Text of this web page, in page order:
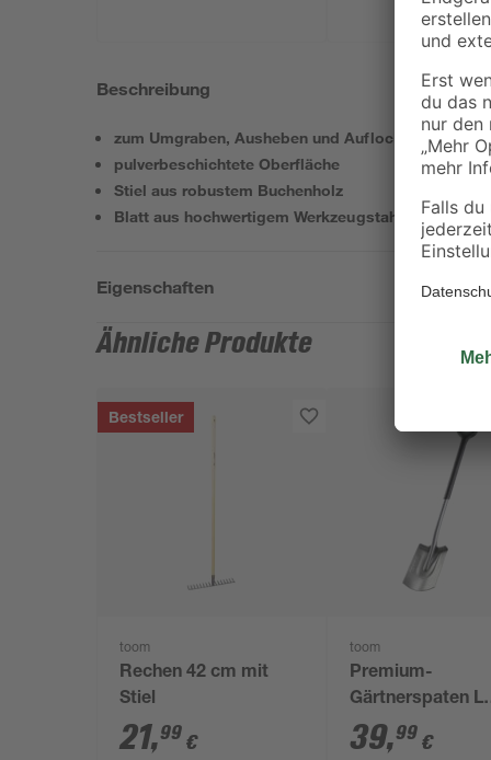
Beschreibung
zum Umgraben, Ausheben und Auflockern
pulverbeschichtete Oberfläche
Stiel aus robustem Buchenholz
Blatt aus hochwertigem Werkzeugstahl
Eigenschaften
Ähnliche Produkte
Bestseller
toom
Rechen 42 cm mit
Stiel
21,99 €
toom
Premium-
Gärtnerspaten L
Carbonstahl 120
39,99 €